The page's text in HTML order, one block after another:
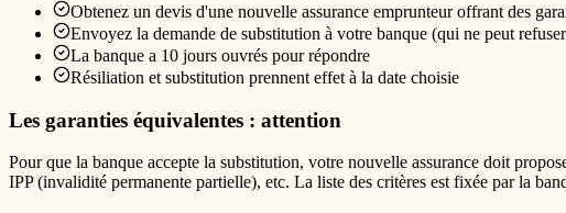
Obtenez un devis d'une nouvelle assurance emprunteur offrant des
Envoyez la demande de substitution à votre banque (qui ne peut
La banque a 10 jours ouvrés pour répondre
Résiliation et substitution prennent effet à la date choisie
Les garanties équivalentes : attention
Pour que la banque accepte la substitution, votre nouvelle assurance doit
IPP (invalidité permanente partielle), etc. La liste des critères est fixée par la